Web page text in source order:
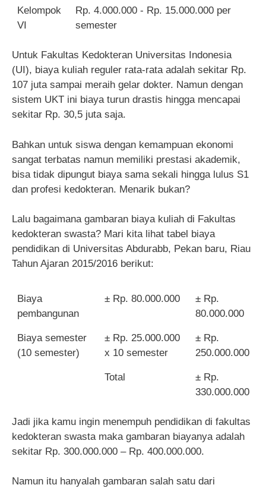
Kelompok
VI
Rp. 4.000.000 - Rp. 15.000.000 per
semester
Untuk Fakultas Kedokteran Universitas Indonesia
(UI), biaya kuliah reguler rata-rata adalah sekitar Rp.
107 juta sampai meraih gelar dokter. Namun dengan
sistem UKT ini biaya turun drastis hingga mencapai
sekitar Rp. 30,5 juta saja.
Bahkan untuk siswa dengan kemampuan ekonomi
sangat terbatas namun memiliki prestasi akademik,
bisa tidak dipungut biaya sama sekali hingga lulus S1
dan profesi kedokteran. Menarik bukan?
Lalu bagaimana gambaran biaya kuliah di Fakultas
kedokteran swasta? Mari kita lihat tabel biaya
pendidikan di Universitas Abdurabb, Pekan baru, Riau
Tahun Ajaran 2015/2016 berikut:
Biaya
pembangunan
± Rp. 80.000.000
± Rp.
80.000.000
Biaya semester
(10 semester)
± Rp. 25.000.000
x 10 semester
± Rp.
250.000.000
Total
± Rp.
330.000.000
Jadi jika kamu ingin menempuh pendidikan di fakultas
kedokteran swasta maka gambaran biayanya adalah
sekitar Rp. 300.000.000 – Rp. 400.000.000.
Namun itu hanyalah gambaran salah satu dari